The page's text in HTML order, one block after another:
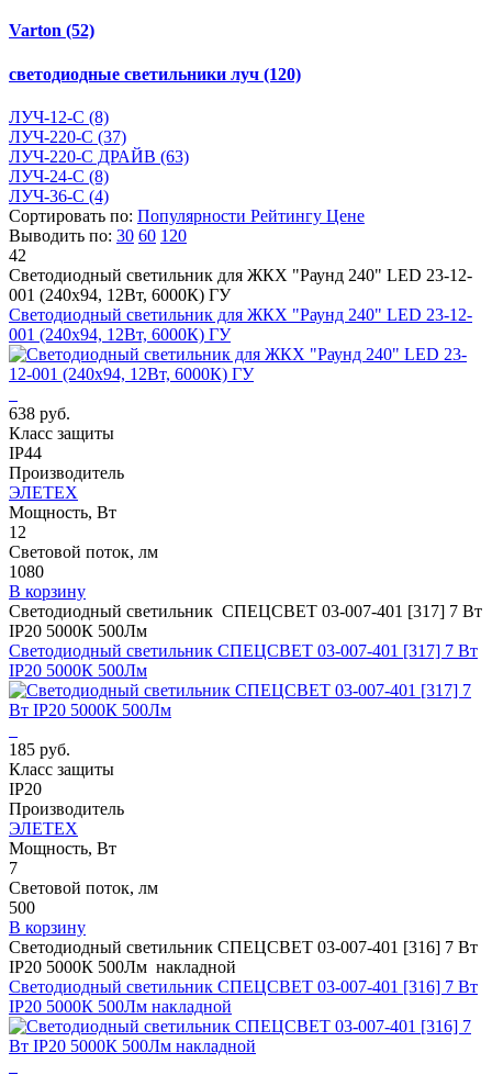
Varton (52)
светодиодные светильники луч (120)
ЛУЧ-12-С (8)
ЛУЧ-220-С (37)
ЛУЧ-220-С ДРАЙВ (63)
ЛУЧ-24-С (8)
ЛУЧ-36-С (4)
Сортировать по: Популярности Рейтингу Цене
Выводить по: 30 60 120
42
Светодиодный светильник для ЖКХ "Раунд 240" LED 23-12-
001 (240х94, 12Вт, 6000К) ГУ
Светодиодный светильник для ЖКХ "Раунд 240" LED 23-12-
001 (240х94, 12Вт, 6000К) ГУ
638 руб.
Класс защиты
IP44
Производитель
ЭЛЕТЕХ
Мощность, Вт
12
Световой поток, лм
1080
В корзину
Светодиодный светильник СПЕЦСВЕТ 03-007-401 [317] 7 Вт
IP20 5000К 500Лм
Светодиодный светильник СПЕЦСВЕТ 03-007-401 [317] 7 Вт
IP20 5000К 500Лм
185 руб.
Класс защиты
IP20
Производитель
ЭЛЕТЕХ
Мощность, Вт
7
Световой поток, лм
500
В корзину
Светодиодный светильник СПЕЦСВЕТ 03-007-401 [316] 7 Вт
IP20 5000К 500Лм накладной
Светодиодный светильник СПЕЦСВЕТ 03-007-401 [316] 7 Вт
IP20 5000К 500Лм накладной